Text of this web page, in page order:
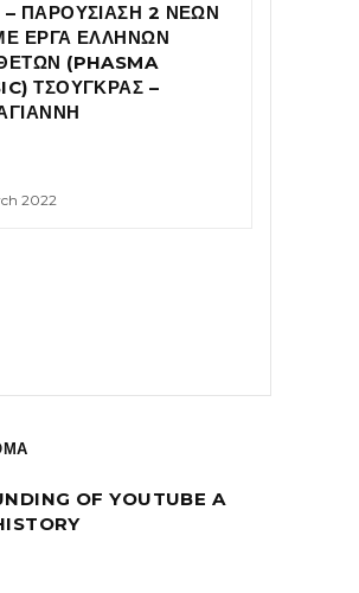
ΠΑΡΟΥΣΙΑΣΗ 2 ΝΕΩΝ
ΕΡΓΑ ΕΛΛΗΝΩΝ
(PHASMA
ΤΣΟΥΓΚΡΑΣ –
2022
OF YOUTUBE A